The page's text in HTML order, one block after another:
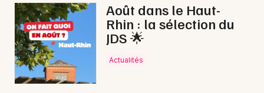
68 - Haut-Rhin
Choisir mes départements
Août dans le Haut-
Rhin : la sélection du
JDS 🌟
Actualités